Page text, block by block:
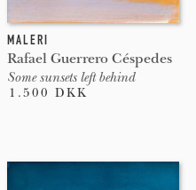
MALERI
Rafael Guerrero Céspedes
Some sunsets left behind
1.500 DKK